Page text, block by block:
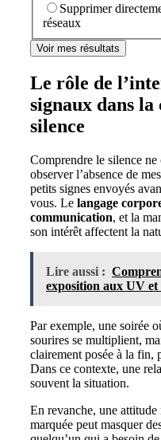
Supprimer
réseaux
Voir mes résultats
Le rôle de
signaux dans
silence
Comprendre le silence ne
observer l’absence de
petits signes envoyés
vous. Le langage
communication, et la
son intérêt affectent la
Lire aussi :
exposition aux UV et
Par exemple, une soirée
sourires se multiplient,
clairement posée à la fin,
Dans ce contexte, une
souvent la situation.
En revanche, une attitude
marquée peut masquer